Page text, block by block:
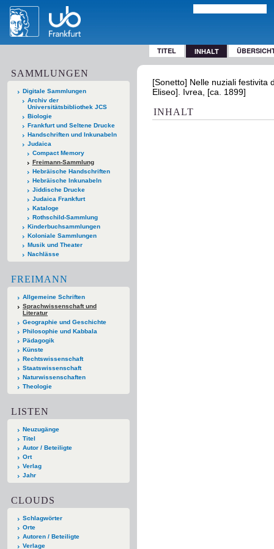
TITEL INHALT
SAMMLUNGEN
Digitale Sammlungen
Archiv der
Universitätsbibliothek JCS
Biologie
Frankfurt und Seltene Drucke
Handschriften und Inkunabeln
Judaica
Compact Memory
Freimann-Sammlung
Hebräische Handschriften
Hebräische Inkunabeln
Jiddische Drucke
Judaica Frankfurt
Kataloge
Rothschild-Sammlung
Kinderbuchsammlungen
Koloniale Sammlungen
Musik und Theater
Nachlässe
FREIMANN
Allgemeine Schriften
Sprachwissenschaft und
Literatur
Geographie und Geschichte
Philosophie und Kabbala
Pädagogik
Künste
Rechtswissenschaft
Staatswissenschaft
Naturwissenschaften
Theologie
LISTEN
Neuzugänge
Titel
Autor / Beteiligte
Ort
Verlag
Jahr
CLOUDS
Schlagwörter
Orte
Autoren / Beteiligte
Verlage
[Sonetto] Nelle nuziali festivita
Eliseo]. Ivrea, [ca. 1899]
INHALT